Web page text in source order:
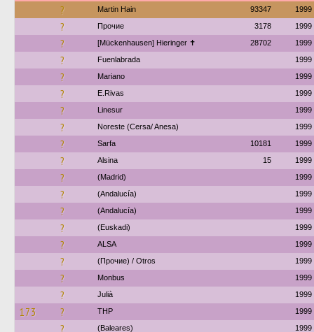
? Martin Hain 93347 1999
? Прочие 3178 1999
? [Mückenhausen] Hieringer ✝ 28702 1999
? Fuenlabrada 1999
? Mariano 1999
? E.Rivas 1999
? Linesur 1999
? Noreste (Cersa/ Anesa) 1999
? Sarfa 10181 1999
? Alsina 15 1999
? (Madrid) 1999
? (Andalucía) 1999
? (Andalucía) 1999
? (Euskadi) 1999
? ALSA 1999
? (Прочие) / Otros 1999
? Monbus 1999
? Julià 1999
173 ? THP 1999
? (Baleares) 1999